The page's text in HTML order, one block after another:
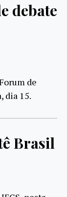
debate
de
dia 15.
Brasil